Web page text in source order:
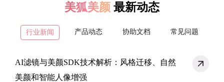
美狐美颜 最新动态
行业新闻 产品动态 协助文档 常见问题
AI滤镜与美颜SDK技术解析：风格迁移、自然
美颜和智能人像增强